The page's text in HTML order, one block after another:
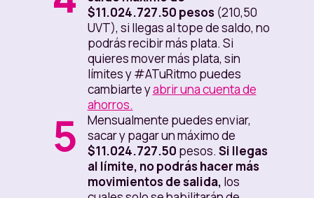
$11.024.727.50 pesos(210,50
UVT), si llegas al tope de saldo, no
podrás recibir más plata. Si
quieres mover más plata, sin
límites y #ATuRitmo puedes
cambiarte yabrir una cuenta de
ahorros.
5
Mensualmente puedes enviar,
sacar y pagar un máximo de
$11.024.727.50 pesos. Si llegas
al límite, no podrás hacer más
movimientos de salida, los